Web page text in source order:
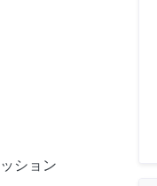
ション